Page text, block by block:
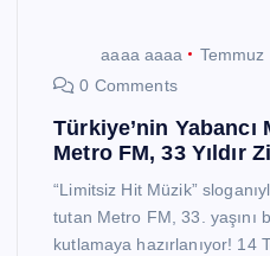
aaaa aaaa
0 Comments
Türkiye’nin
Metro FM, 33 Yıldır
“Limitsiz Hit Müzik”
tutan Metro FM, 33. yaşını
kutlamaya hazırlanıyor! 14